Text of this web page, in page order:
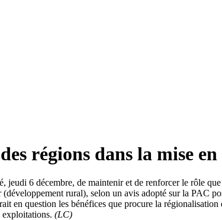
régions dans la mise
jeudi 6 décembre, de maintenir et de renforcer le rôle
rural), selon un avis adopté sur la PAC
en question les bénéfices que procure la
exploitations. (LC)